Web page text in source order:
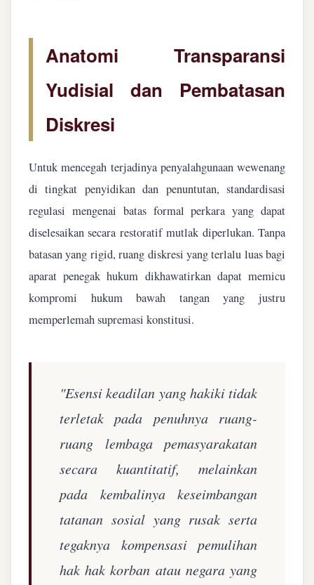
Anatomi Transparansi
Yudisial dan Pembatasan
Diskresi
Untuk mencegah terjadinya penyalahgunaan wewenang
di tingkat penyidikan dan penuntutan, standardisasi
regulasi mengenai batas formal perkara yang dapat
diselesaikan secara restoratif mutlak diperlukan. Tanpa
batasan yang rigid, ruang diskresi yang terlalu luas bagi
aparat penegak hukum dikhawatirkan dapat memicu
kompromi hukum bawah tangan yang justru
memperlemah supremasi konstitusi.
"Esensi keadilan yang hakiki tidak
terletak pada penuhnya ruang-
ruang lembaga pemasyarakatan
secara kuantitatif, melainkan
pada kembalinya keseimbangan
tatanan sosial yang rusak serta
tegaknya kompensasi pemulihan
hak hak korban atau negara yang